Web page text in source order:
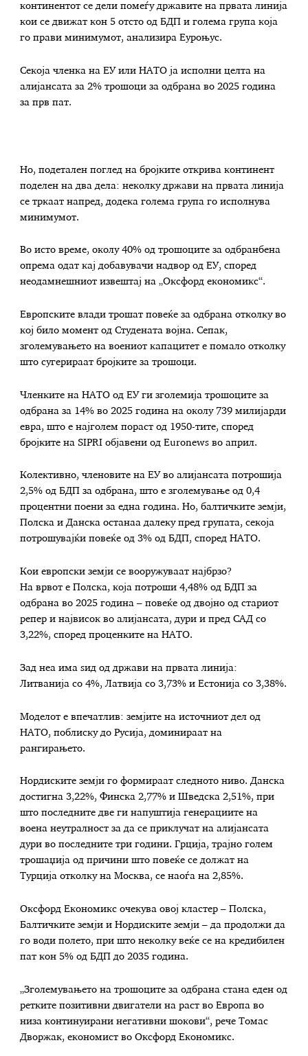
континентот се дели помеѓу државите на првата линија
кои се движат кон 5 отсто од БДП и голема група која
го прави минимумот, анализира Еуроњус.
Секоја членка на ЕУ или НАТО ја исполни целта на
алијансата за 2% трошоци за одбрана во 2025 година
за прв пат.
Но, подетален поглед на бројките открива континент
поделен на два дела: неколку држави на првата линија
се тркаат напред, додека голема група го исполнува
минимумот.
Во исто време, околу 40% од трошоците за одбранбена
опрема одат кај добавувачи надвор од ЕУ, според
неодамнешниот извештај на „Оксфорд економикс“.
Европските влади трошат повеќе за одбрана отколку во
кој било момент од Студената војна. Сепак,
зголемувањето на воениот капацитет е помало отколку
што сугерираат бројките за трошоци.
Членките на НАТО од ЕУ ги зголемија трошоците за
одбрана за 14% во 2025 година на околу 739 милијарди
евра, што е најголем пораст од 1950-тите, според
бројките на SIPRI објавени од Euronews во април.
Колективно, членовите на ЕУ во алијансата потрошија
2,5% од БДП за одбрана, што е зголемување од 0,4
процентни поени за една година. Но, балтичките земји,
Полска и Данска останаа далеку пред групата, секоја
потрошувајќи повеќе од 3% од БДП, според НАТО.
Кои европски земји се вооружуваат најбрзо?
На врвот е Полска, која потроши 4,48% од БДП за
одбрана во 2025 година – повеќе од двојно од стариот
репер и највисок во алијансата, дури и пред САД со
3,22%, според проценките на НАТО.
Зад неа има ѕид од држави на првата линија:
Литванија со 4%, Латвија со 3,73% и Естонија со 3,38%.
Моделот е впечатлив: земјите на источниот дел од
НАТО, поблиску до Русија, доминираат на
рангирањето.
Нордиските земји го формираат следното ниво. Данска
достигна 3,22%, Финска 2,77% и Шведска 2,51%, при
што последните две ги напуштија генерациите на
воена неутралност за да се приклучат на алијансата
дури во последните три години. Грција, трајно голем
трошаџија од причини што повеќе се должат на
Турција отколку на Москва, се наоѓа на 2,85%.
Оксфорд Економикс очекува овој кластер – Полска,
Балтичките земји и Нордиските земји – да продолжи да
го води полето, при што неколку веќе се на кредибилен
пат кон 5% од БДП до 2035 година.
„Зголемувањето на трошоците за одбрана стана еден од
ретките позитивни двигатели на раст во Европа во
низа континуирани негативни шокови“, рече Томас
Дворжак, економист во Оксфорд Економикс.